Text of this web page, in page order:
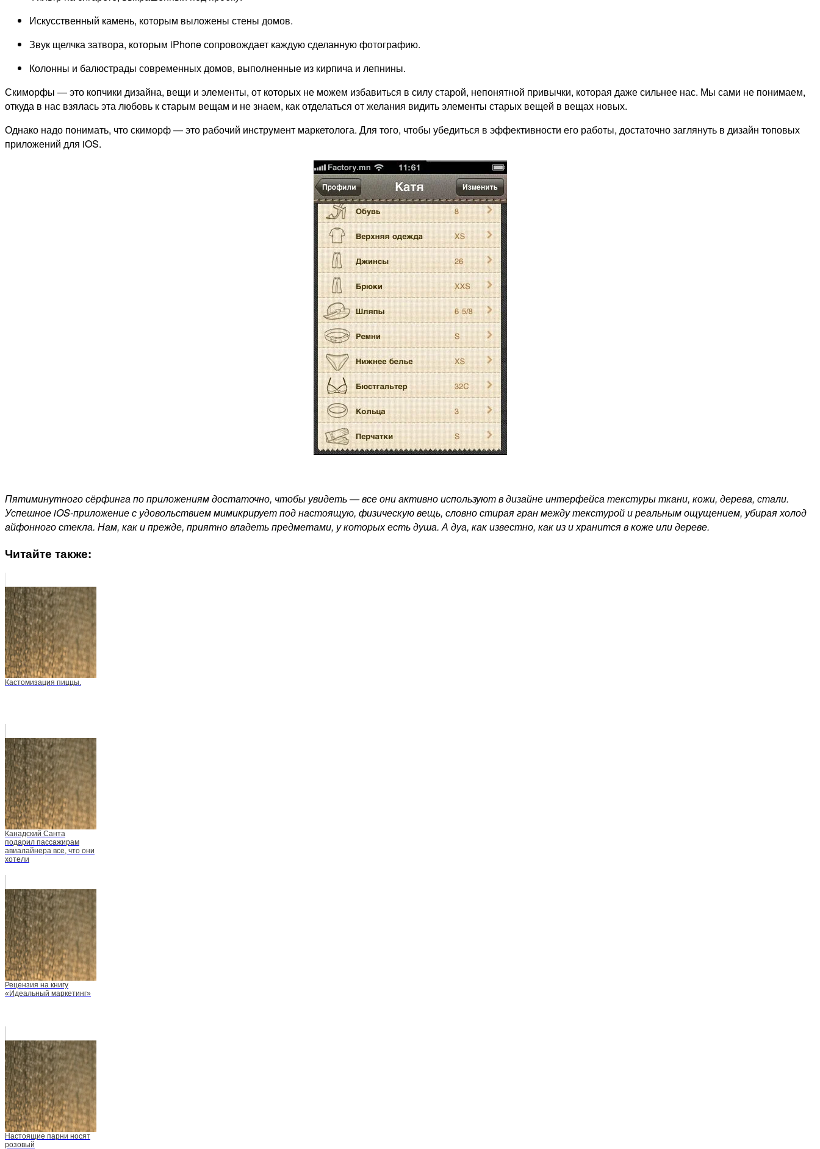
Искусственный камень, которым выложены стены домов.
Звук щелчка затвора, которым iPhone сопровождает каждую сделанную фотографию.
Колонны и балюстрады современных домов, выполненные из кирпича и лепнины.
Скиморфы — это копчики дизайна, вещи и элементы, от которых не можем избавиться в силу старой, непонятной привычки, которая даже сильнее нас. Мы сами не понимаем,
откуда в нас взялась эта любовь к старым вещам и не знаем, как отделаться от желания видить элементы старых вещей в вещах новых.
Однако надо понимать, что скиморф — это рабочий инструмент маркетолога. Для того, чтобы убедиться в эффективности его работы, достаточно заглянуть в дизайн топовых
приложений для iOS.
Пятиминутного сёрфинга по приложениям достаточно, чтобы увидеть — все они активно используют в дизайне интерфейса текстуры ткани, кожи, дерева, стали.
Успешное iOS-приложение с удовольствием мимикрирует под настоящую, физическую вещь, словно стирая гран между текстурой и реальным ощущением, убирая холод
айфонного стекла. Нам, как и прежде, приятно владеть предметами, у которых есть душа. А дуа, как известно, как из и хранится в коже или дереве.
Читайте также:
Кастомизация пиццы.
Канадский Санта
подарил пассажирам
авиалайнера все, что они
хотели
Рецензия на книгу
«Идеальный маркетинг»
Настоящие парни носят
розовый